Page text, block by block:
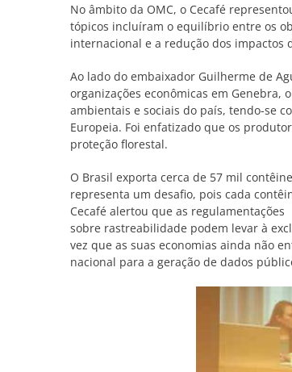
No âmbito da OMC, o Cecafé
tópicos incluíram o equilíbrio entre os
internacional e a redução dos impactos
Ao lado do embaixador Guilherme de
organizações econômicas em
ambientais e sociais do país, tendo-se
Europeia. Foi enfatizado que os
proteção florestal.
O Brasil exporta cerca de 57 mil
representa um desafio, pois cada
Cecafé alertou que as regulamentações
sobre rastreabilidade podem levar à
vez que as suas economias ainda não
nacional para a geração de dados